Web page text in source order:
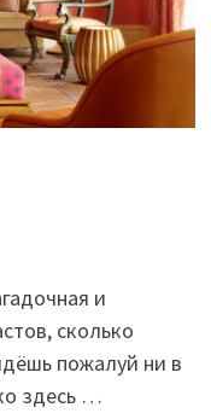
и
сколько
пожалуй ни в
здесь …